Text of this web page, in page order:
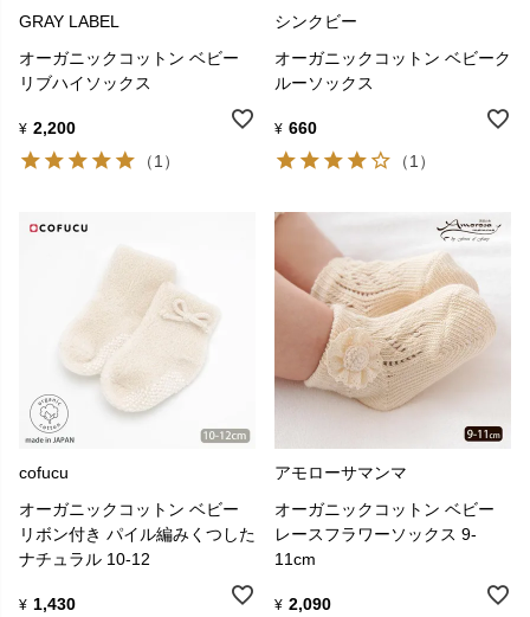
GRAY LABEL
オーガニックコットン ベビー
リブハイソックス
¥ 2,200
（1）
シンクビー
オーガニックコットン ベビーク
ルーソックス
¥ 660
（1）
cofucu
オーガニックコットン ベビー
リボン付き パイル編みくつした
ナチュラル 10-12
¥ 1,430
アモローサマンマ
オーガニックコットン ベビー
レースフラワーソックス 9-
11cm
¥ 2,090